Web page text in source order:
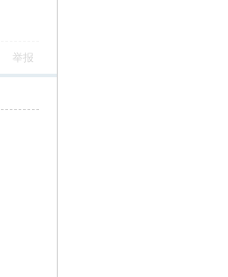
举报